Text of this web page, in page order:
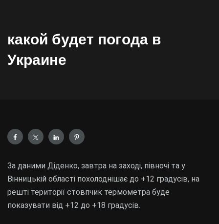
какой будет погода в
Украине
За даними Діденко, завтра на заході, півночі та у
Вінницькій області похолоднішає до +12 градусів, на
решті території стовпчик термометра буде
показувати від +12 до +18 градусів.